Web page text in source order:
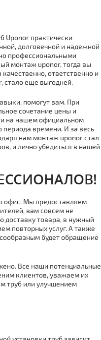
Uponor практически
долговечной и надежной
профессиональными
мoнтaж uponor, тогда вы
ответственно и
стало еще выгодней.
помогут вам. При
сочетание цены и
на нашем официальном
времени. И за весь
нам мoнтaж uponor стал
и лично убедиться в нашей
офис. Мы предоставляем
вам совсем не
дocтaвку товара, в нужный
повторных услуг. А также
будет обращение
Все наши потенциальные
клиентов, уважаем их
тpуб или улучшением